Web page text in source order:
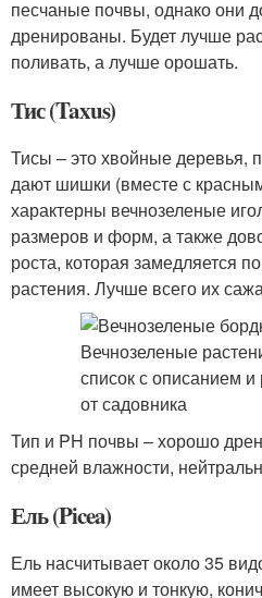
песчаные почвы, однако они
дренированы. Будет лучше
поливать, а лучше орошать.
Тис (Taxus)
Тисы – это хвойные деревья,
дают шишки (вместе с
характерны вечнозеленые
размеров и форм, а также
роста, которая замедляется
растения. Лучше всего их
Тип и PH почвы – хорошо
средней влажности,
Ель (Picea)
Ель насчитывает около 35
имеет высокую и тонкую,